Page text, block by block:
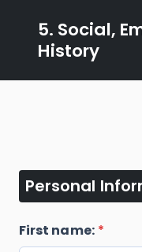
5. Social,
History
Personal
First name: *